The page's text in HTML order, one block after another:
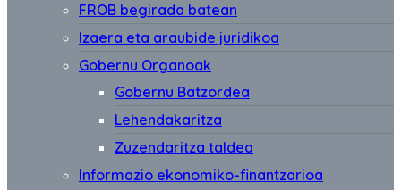
FROB begirada batean
Izaera eta araubide juridikoa
Gobernu Organoak
Gobernu Batzordea
Lehendakaritza
Zuzendaritza taldea
Informazio ekonomiko-finantzarioa